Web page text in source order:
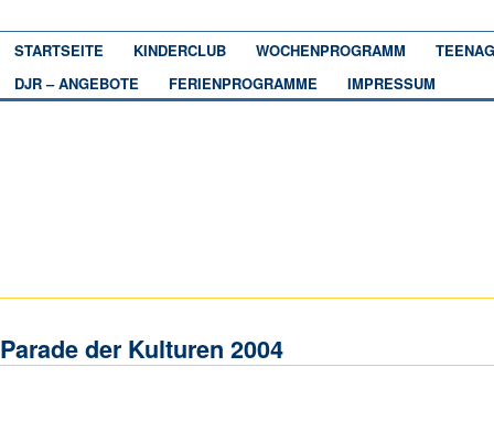
STARTSEITE KINDERCLUB WOCHENPROGRAMM
DJR – ANGEBOTE
FERIENPROGRAMME IMPRESSUM
Parade der Kulturen 2004